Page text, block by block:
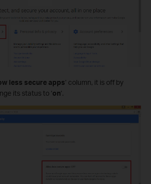
less secure apps’ column, it is off by
its status to ‘on’.